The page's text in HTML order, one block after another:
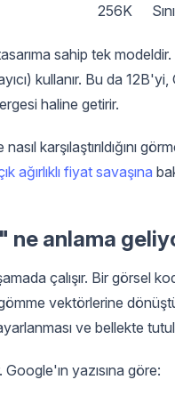
256K
sahip tek
kullanır. Bu da
haline getirir.
karşılaştırıldığını
ağırlıklı fiyat savaşına
ne anlama
çalışır. Bir görsel
vektörlerine
ve bellekte
Google'ın yazısına göre: